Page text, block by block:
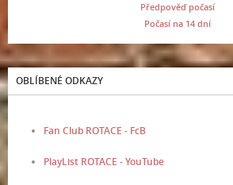
Předpověď počasí
Počasí na 14 dní
OBLÍBENÉ ODKAZY
Fan Club ROTACE - FcB
PlayList ROTACE - YouTube